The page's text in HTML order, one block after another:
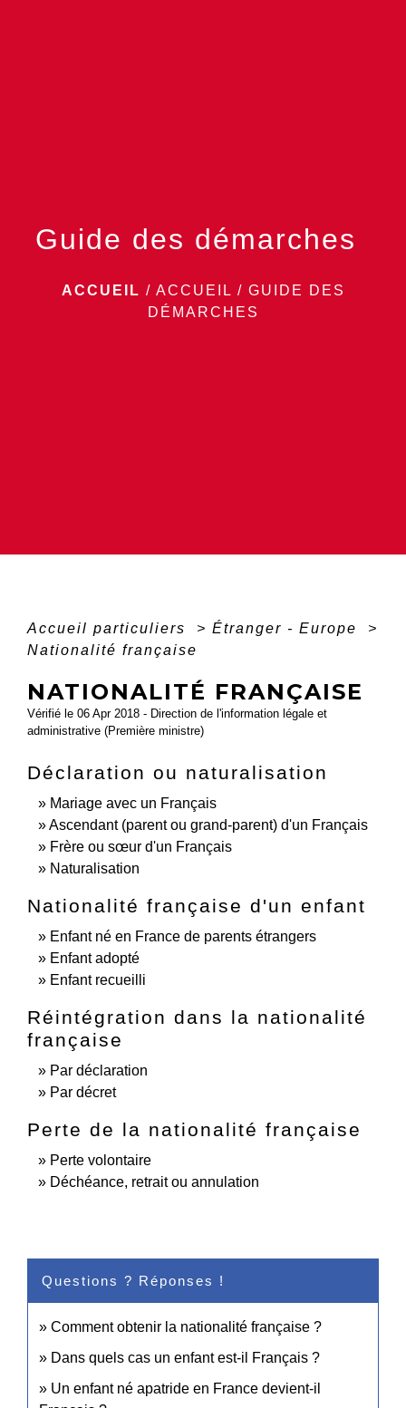
Guide des démarches
ACCUEIL / ACCUEIL / GUIDE DES
DÉMARCHES
Accueil particuliers > Étranger - Europe
>
Nationalité française
NATIONALITÉ FRANÇAISE
Vérifié le 06 Apr 2018 - Direction de l'information légale et
administrative (Première ministre)
Déclaration ou naturalisation
Mariage avec un Français
Ascendant (parent ou grand-parent) d'un Français
Frère ou sœur d'un Français
Naturalisation
Nationalité française d'un enfant
Enfant né en France de parents étrangers
Enfant adopté
Enfant recueilli
Réintégration dans la nationalité
française
Par déclaration
Par décret
Perte de la nationalité française
Perte volontaire
Déchéance, retrait ou annulation
Questions ? Réponses !
Comment obtenir la nationalité française ?
Dans quels cas un enfant est-il Français ?
Un enfant né apatride en France devient-il